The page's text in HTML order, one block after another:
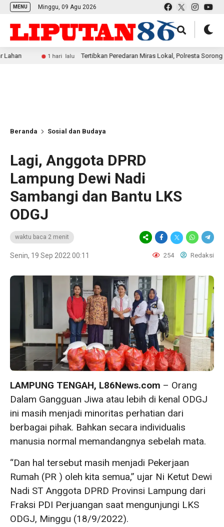
MENU Minggu, 09 Agu 2026
1 hari lalu Tertibkan Peredaran Miras Lokal, Polresta Sorong Kembali
Beranda Sosial dan Budaya
Lagi, Anggota DPRD
Lampung Dewi Nadi
Sambangi dan Bantu LKS
ODGJ
waktu baca 2 menit
Senin, 19 Sep 2022 00:11 254 Redaksi
LAMPUNG TENGAH, L86News.com – Orang
Dalam Gangguan Jiwa atau lebih di kenal ODGJ
ini masih menjadi minoritas perhatian dari
berbagai pihak. Bahkan secara individualis
manusia normal memandangnya sebelah mata.
“Dan hal tersebut masih menjadi Pekerjaan
Rumah (PR ) oleh kita semua,” ujar Ni Ketut Dewi
Nadi ST Anggota DPRD Provinsi Lampung dari
Fraksi PDI Perjuangan saat mengunjungi LKS
ODGJ, Minggu (18/9/2022).